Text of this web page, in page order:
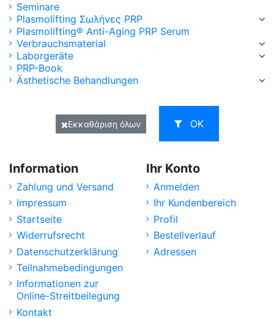
Seminare
Plasmolifting Σωλήνες PRP
Plasmolifting® Anti-Aging PRP Serum
Verbrauchsmaterial
Laborgeräte
PRP-Book
Ästhetische Behandlungen
Εκκαθάριση όλων ΟΚ
Information
Zahlung und Versand
Impressum
Startseite
Widerrufsrecht
Datenschutzerklärung
Teilnahmebedingungen
Informationen zur
Online-Streitbeilegung
Kontakt
Ihr Konto
Anmelden
Ihr Kundenbereich
Profil
Bestellverlauf
Adressen